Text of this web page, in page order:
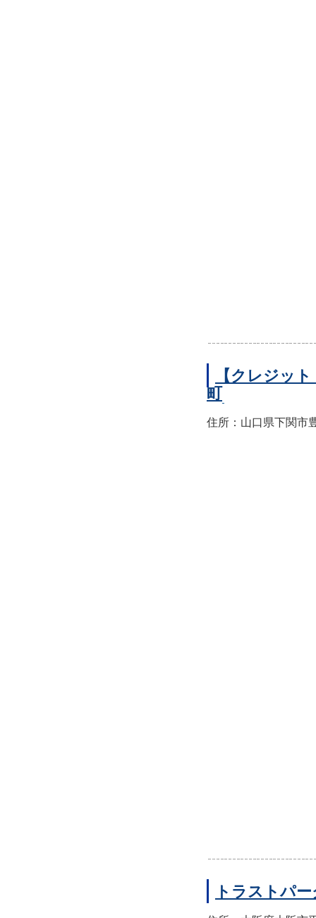
【クレジッ
町
住所：山口県下関市
トラストパ